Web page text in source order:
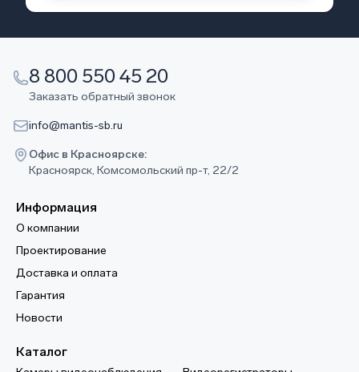
8 800 550 45 20
Заказать обратный звонок
info@mantis-sb.ru
Офис в Красноярске:
Красноярск, Комсомольский пр-т, 22/2
Информация
О компании
Проектирование
Доставка и оплата
Гарантия
Новости
Каталог